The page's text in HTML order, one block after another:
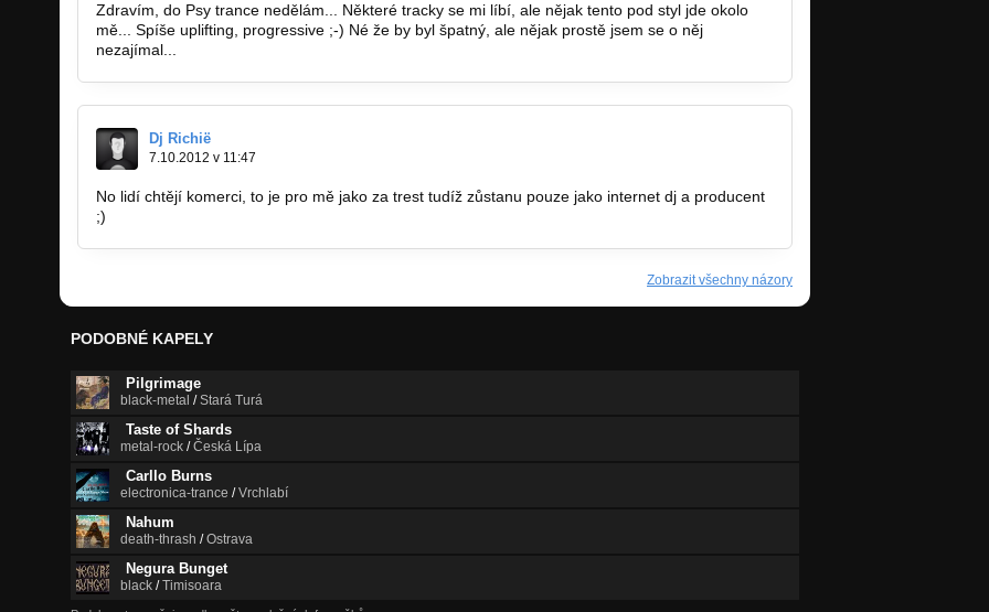
Zdravím, do Psy trance nedělám... Některé tracky se mi líbí, ale nějak tento pod styl jde okolo
mě... Spíše uplifting, progressive ;-) Né že by byl špatný, ale nějak prostě jsem se o něj
nezajímal...
Dj Richië
7.10.2012 v 11:47
No lidí chtějí komerci, to je pro mě jako za trest tudíž zůstanu pouze jako internet dj a producent
;)
Zobrazit všechny názory
PODOBNÉ KAPELY
Pilgrimage
black-metal /Stará Turá
Taste of Shards
metal-rock /Česká Lípa
Carllo Burns
electronica-trance /Vrchlabí
Nahum
death-thrash /Ostrava
Negura Bunget
black /Timisoara